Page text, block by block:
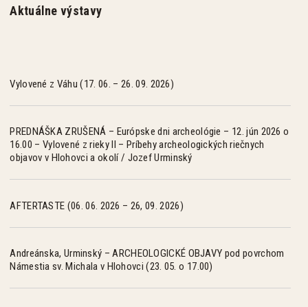
Aktuálne výstavy
Vylovené z Váhu (17. 06. – 26. 09. 2026)
PREDNÁŠKA ZRUŠENÁ – Európske dni archeológie – 12. jún 2026 o
16.00 – Vylovené z rieky II – Príbehy archeologických riečnych
objavov v Hlohovci a okolí / Jozef Urminský
AFTERTASTE (06. 06. 2026 – 26, 09. 2026)
Andreánska, Urminský – ARCHEOLOGICKÉ OBJAVY pod povrchom
Námestia sv. Michala v Hlohovci (23. 05. o 17.00)